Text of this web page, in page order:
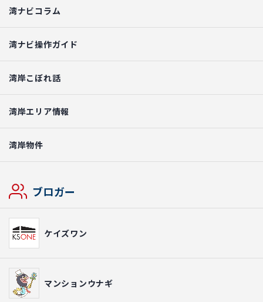
湾ナビコラム
湾ナビ操作ガイド
湾岸こぼれ話
湾岸エリア情報
湾岸物件
ブロガー
ケイズワン
マンションウナギ